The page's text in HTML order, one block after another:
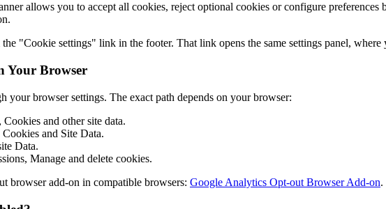
allows you to accept all cookies, reject optional cookies or configure preferences
"Cookie settings" link in the footer. That link opens the same settings panel, where
Your Browser
your browser settings. The exact path depends on your browser:
and other site data.
and Site Data.
Data.
Manage and delete cookies.
browser add-on in compatible browsers: Google Analytics Opt-out Browser Add-on.